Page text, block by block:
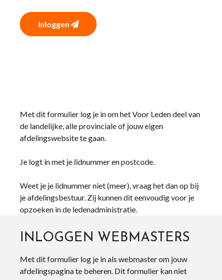
Inloggen
Met dit formulier log je in om het Voor Leden deel van
de landelijke, alle provinciale of jouw eigen
afdelingswebsite te gaan.
Je logt in met je lidnummer en postcode.
Weet je je lidnummer niet (meer), vraag het dan op bij
je afdelingsbestuur. Zij kunnen dit eenvoudig voor je
opzoeken in de ledenadministratie.
INLOGGEN WEBMASTERS
Met dit formulier log je in als webmaster om jouw
afdelingspagina te beheren. Dit formulier kan niet